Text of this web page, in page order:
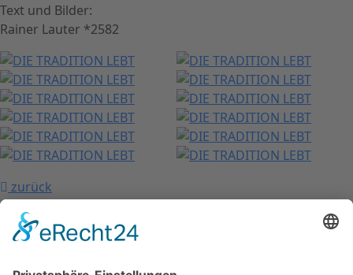
Text und Bilder:
Rainer Lauter *2582
zurück
Kontakt
Impressum